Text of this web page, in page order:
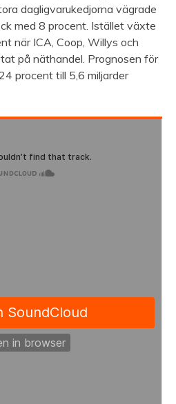
dagligvarukedjorna vägrade
med 8 procent. Istället växte
när ICA, Coop, Willys och
på näthandel. Prognosen för
procent till 5,6 miljarder